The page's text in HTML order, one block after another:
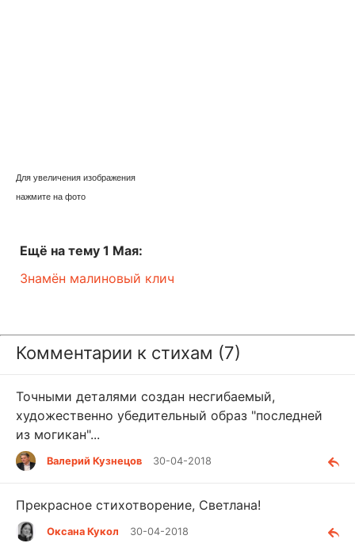
Для увеличения изображения
нажмите на фото
Ещё на тему 1 Мая:
Знамён малиновый клич
Комментарии к стихам (7)
Точными деталями создан несгибаемый,
художественно убедительный образ "последней
из могикан"...
Валерий Кузнецов 30-04-2018
Прекрасное стихотворение, Светлана!
Оксана Кукол 30-04-2018